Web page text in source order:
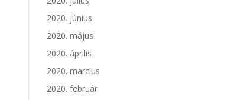
2020. június
2020. május
2020. április
2020. március
2020. február